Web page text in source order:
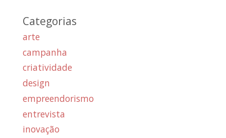
Categorias
arte
campanha
criatividade
design
empreendorismo
entrevista
inovação